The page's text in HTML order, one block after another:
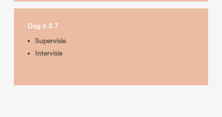
Dag 6 & 7
Supervisie
Intervisie